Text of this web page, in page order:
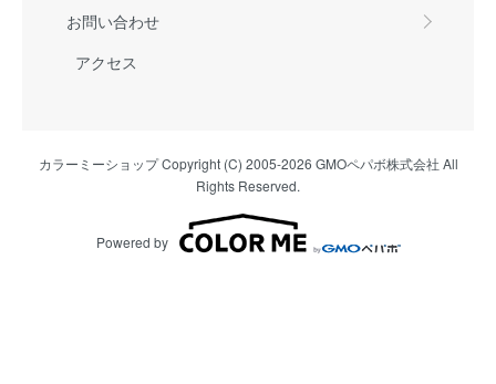
お問い合わせ
アクセス
カラーミーショップCopyright (C) 2005-2026 GMOペパボ株式会社 All
Rights Reserved.
Powered by